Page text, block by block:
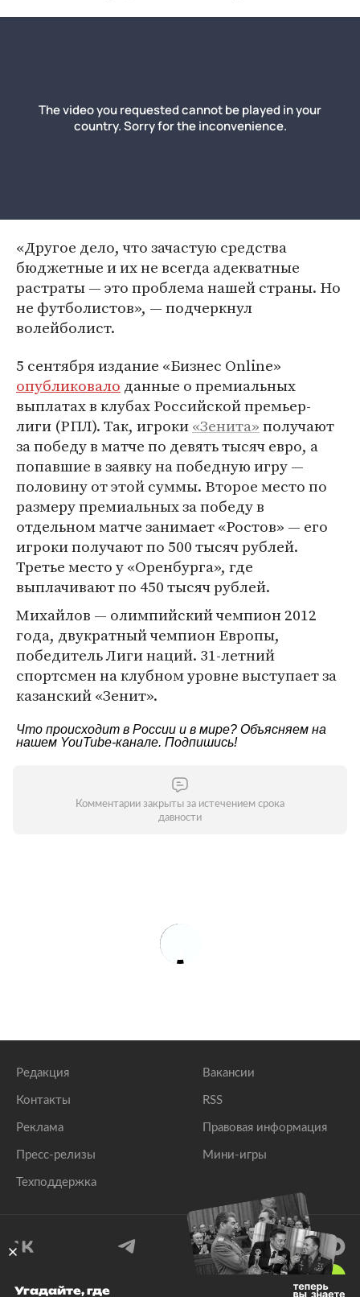
«Другое дело, что зачастую средства
бюджетные и их не всегда адекватные
растраты — это проблема нашей страны. Но
не футболистов», — подчеркнул
волейболист.
5 сентября издание «Бизнес Online»
опубликовало данные о премиальных
выплатах в клубах Российской премьер-
лиги (РПЛ). Так, игроки«Зенита»получают
за победу в матче по девять тысяч евро, а
попавшие в заявку на победную игру —
половину от этой суммы. Второе место по
размеру премиальных за победу в
отдельном матче занимает «Ростов» — его
игроки получают по 500 тысяч рублей.
Третье место у «Оренбурга», где
выплачивают по 450 тысяч рублей.
Михайлов — олимпийский чемпион 2012
года, двукратный чемпион Европы,
победитель Лиги наций. 31-летний
спортсмен на клубном уровне выступает за
казанский «Зенит».
Что происходит в России и в мире? Объясняем на
нашем YouTube-канале. Подпишись!
Комментарии закрыты за истечением срока
давности
Редакция
Контакты
Реклама
Пресс-релизы
Техподдержка
Вакансии
RSS
Правовая информация
Мини-игры
Угадайте, где